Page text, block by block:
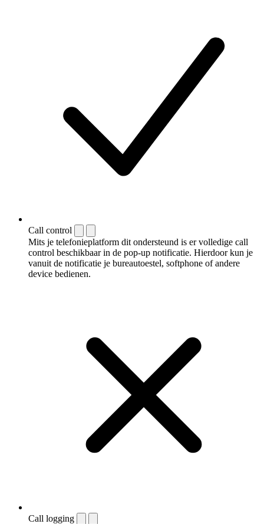
Call control
Mits je telefonieplatform dit ondersteund is er volledige call
control beschikbaar in de pop-up notificatie. Hierdoor kun je
vanuit de notificatie je bureautoestel, softphone of andere
device bedienen.
Call logging